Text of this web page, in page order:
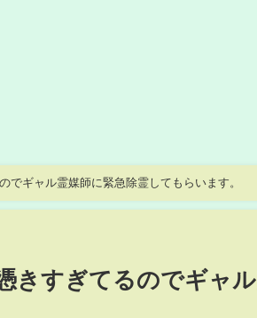
でギャル霊媒師に緊急除霊してもらいます。
きすぎてるのでギャ